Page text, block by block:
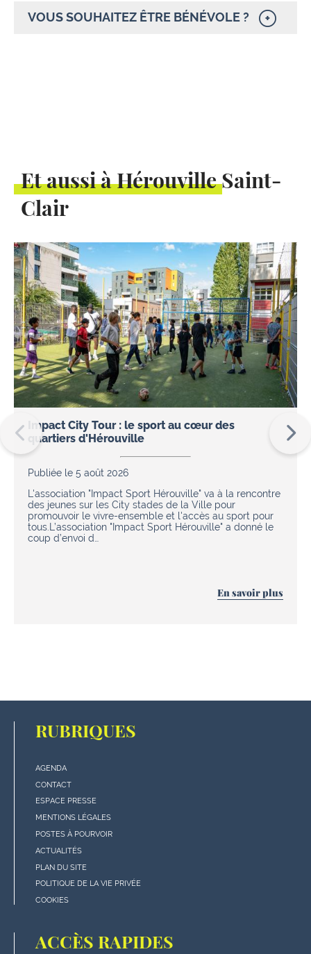
VOUS SOUHAITEZ ÊTRE BÉNÉVOLE ?
Et aussi à Hérouville Saint-
Clair
Impact City Tour : le sport au cœur des
quartiers d'Hérouville
Publiée le 5 août 2026
L'association "Impact Sport Hérouville" va à la rencontre
des jeunes sur les City stades de la Ville pour
promouvoir le vivre-ensemble et l'accès au sport pour
tous.L’association "Impact Sport Hérouville" a donné le
coup d’envoi d…
En savoir plus
RUBRIQUES
Menu
"rubriques"
en
bas
de
page
AGENDA
CONTACT
ESPACE PRESSE
MENTIONS LÉGALES
POSTES À POURVOIR
ACTUALITÉS
PLAN DU SITE
POLITIQUE DE LA VIE PRIVÉE
COOKIES
ACCÈS RAPIDES